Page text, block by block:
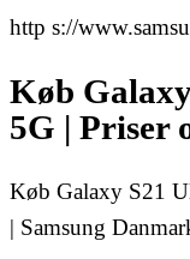
http s://
Køb
5G | Priser
Køb Galaxy S21
| Samsung